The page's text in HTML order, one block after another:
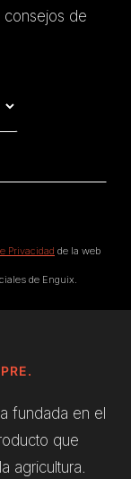
consejos de
Privacidad de la web
de Enguix.
fundada en el
que
agricultura.